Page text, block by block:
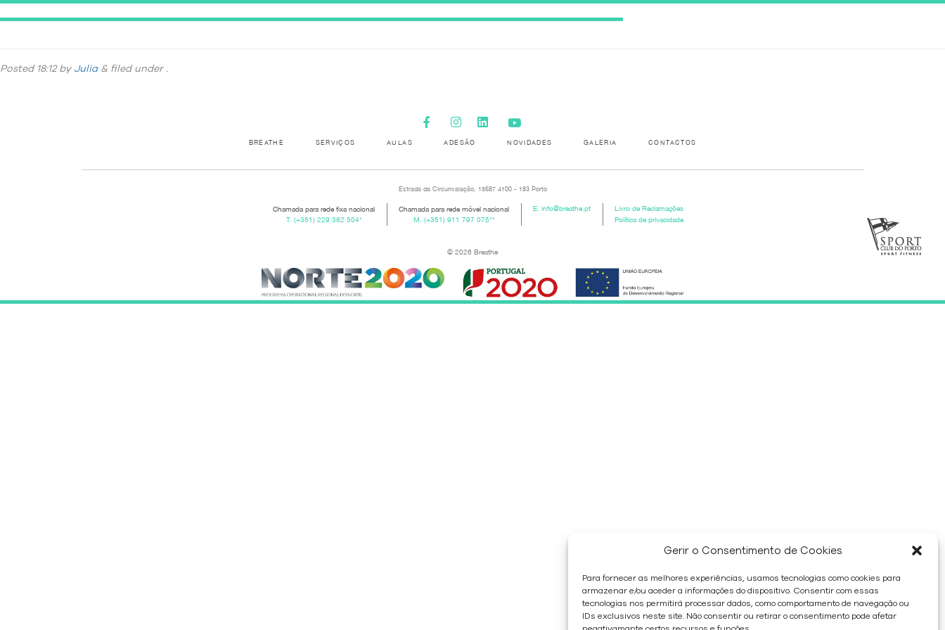
Gerir o Consentimento de Cookies
Para fornecer as melhores experiências, usamos tecnologias como cookies para
armazenar e/ou aceder a informações do dispositivo. Consentir com essas
tecnologias nos permitirá processar dados, como comportamento de navegação ou
IDs exclusivos neste site. Não consentir ou retirar o consentimento pode afetar
Posted 18:12by Julia & filed under .
BREATHE SERVIÇOS AULAS ADESÃO NOVIDADES GALERIA CONTACTOS
Estrada da Circunvalação, 15687 4100 - 183 Porto
Chamada para rede fixa nacional
T. (+351) 229 382 504*
Chamada para rede móvel nacional
M. (+351) 911 797 075**
E.info@breathe.pt
Livro de Reclamações
Política de privacidade
© 2026 Breathe